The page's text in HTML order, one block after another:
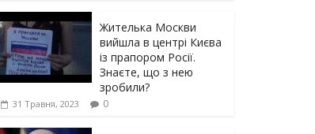
Жителька Москви
вийшла в центрі Києва
із прапором Росії.
Знаєте, що з нею
зробили?
31 Травня, 2023 0